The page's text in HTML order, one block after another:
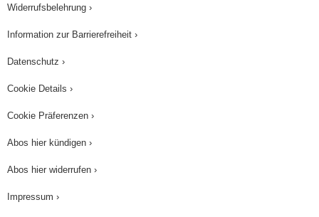
andere Rechenaussagen. Brahmagupta, der
weise Mathematiker, zog mit den Reichtümern
Widerrufsbelehrung ›
Information zur Barrierefreiheit ›
Datenschutz ›
Cookie Details ›
Cookie Präferenzen ›
Abos hier kündigen ›
Abos hier widerrufen ›
Impressum ›